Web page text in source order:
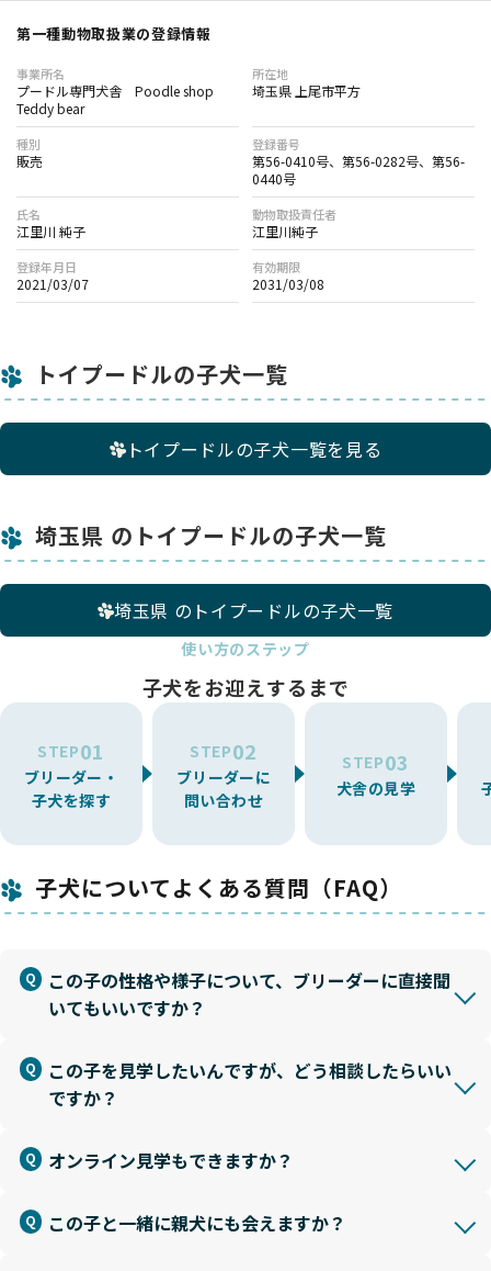
第一種動物取扱業の登録情報
事業所名
プードル専門犬舎 Poodle shop
Teddy bear
所在地
埼玉県 上尾市平方
種別
販売
登録番号
第56-0410号、第56-0282号、第56-
0440号
氏名
江里川 純子
動物取扱責任者
江里川純子
登録年月日
2021/03/07
有効期限
2031/03/08
トイプードルの子犬一覧
トイプードルの子犬一覧を見る
埼玉県 のトイプードルの子犬一覧
埼玉県 のトイプードルの子犬一覧
使い方のステップ
子犬をお迎えするまで
STEP01
ブリーダー・
子犬を探す
STEP02
ブリーダーに
問い合わせ
STEP03
犬舎の見学
子犬についてよくある質問（FAQ）
この子の性格や様子について、ブリーダーに直接聞
いてもいいですか？
この子を見学したいんですが、どう相談したらいい
ですか？
オンライン見学もできますか？
この子と一緒に親犬にも会えますか？